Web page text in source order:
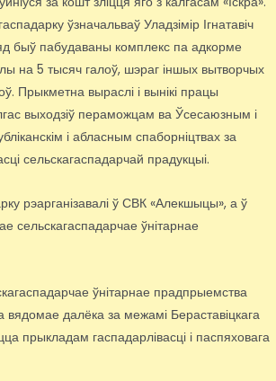
ўзначальваў Уладзімір Ігнатавіч
быў пабудаваны комплекс па адкорме
на 5 тысяч галоў, шэраг іншых вытворчых
Прыкметна выраслі і вынікі працы
выходзіў пераможцам ва Ўсесаюзным і
і абласным спаборніцтвах за
сельскагаспадарчай прадукцыі.
рэарганізавалі ў СВК «Алекшыцы», а ў
сельскагаспадарчае ўнітарнае
ўнітарнае прадпрыемства
далёка за межамі Бераставіцкага
прыкладам гаспадарлівасці і паспяховага